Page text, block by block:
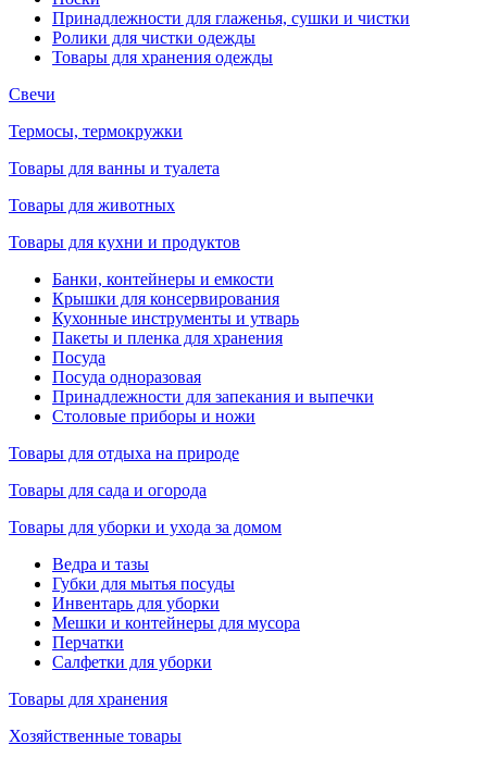
Принадлежности для глаженья, сушки и чистки
Ролики для чистки одежды
Товары для хранения одежды
Свечи
Термосы, термокружки
Товары для ванны и туалета
Товары для животных
Товары для кухни и продуктов
Банки, контейнеры и емкости
Крышки для консервирования
Кухонные инструменты и утварь
Пакеты и пленка для хранения
Посуда
Посуда одноразовая
Принадлежности для запекания и выпечки
Столовые приборы и ножи
Товары для отдыха на природе
Товары для сада и огорода
Товары для уборки и ухода за домом
Ведра и тазы
Губки для мытья посуды
Инвентарь для уборки
Мешки и контейнеры для мусора
Перчатки
Салфетки для уборки
Товары для хранения
Хозяйственные товары